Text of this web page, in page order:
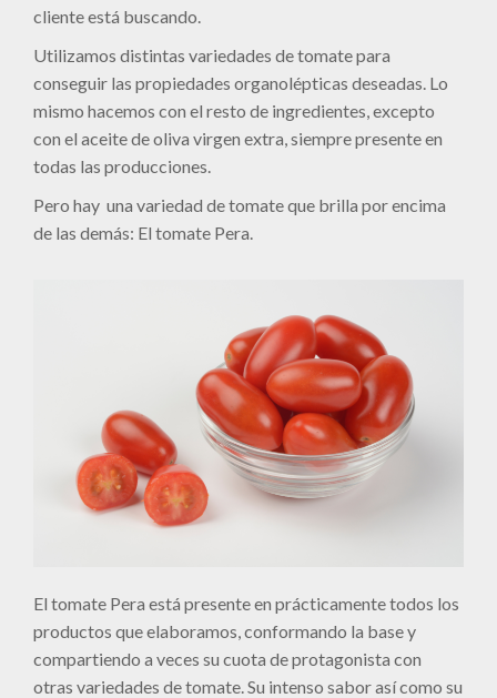
cliente está buscando.
Utilizamos distintas variedades de tomate para
conseguir las propiedades organolépticas deseadas. Lo
mismo hacemos con el resto de ingredientes, excepto
con el aceite de oliva virgen extra, siempre presente en
todas las producciones.
Pero hay una variedad de tomate que brilla por encima
de las demás: El tomate Pera.
El tomate Pera está presente en prácticamente todos los
productos que elaboramos, conformando la base y
compartiendo a veces su cuota de protagonista con
otras variedades de tomate. Su intenso sabor así como su